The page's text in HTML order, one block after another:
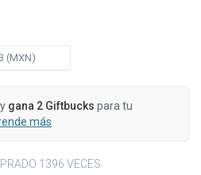
gana 2 Giftbucks para tu
más
1396 VECES